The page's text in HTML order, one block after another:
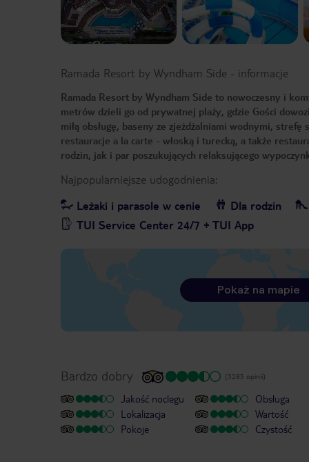
Ramada Resort by Wyndham Side - informacje
Ramada Resort by Wyndham Side to nowoczesny i
metrów dzieli go od prywatnej plaży, gdzie Gości
miłą obsługę, baseny ze zjeżdżalniami wodnymi,
restauracje a la carte - włoską i turecką, a także
rodzin, jak i par poszukujących relaksującego
Najpopularniejsze udogodnienia:
Leżaki i parasole w cenie
Dla rodzin
TUI Service Center 24/7 + TUI App
Pokaż na mapie
Bardzo dobry (3285 opinii)
Jakość noclegu
Lokalizacja
Pokoje
Obsługa
Wartość
Czystość